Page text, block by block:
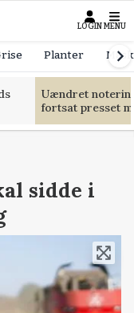
LOGIN MENU
Planter
Uændret
fortsat presset
sidde i